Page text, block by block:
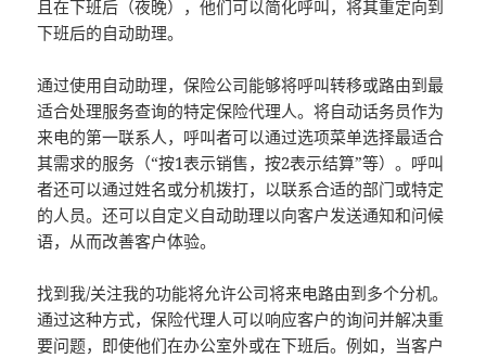
且在下班后（夜晚），他们可以简化呼叫，将其重定向到
下班后的自动助理。
通过使用自动助理，保险公司能够将呼叫转移或路由到最
适合处理服务查询的特定保险代理人。将自动话务员作为
来电的第一联系人，呼叫者可以通过选项菜单选择最适合
其需求的服务（“按1表示销售，按2表示结算”等）。呼叫
者还可以通过姓名或分机拨打，以联系合适的部门或特定
的人员。还可以自定义自动助理以向客户发送通知和问候
语，从而改善客户体验。
找到我/关注我的功能将允许公司将来电路由到多个分机。
通过这种方式，保险代理人可以响应客户的询问并解决重
要问题，即使他们在办公室外或在下班后。例如，当客户